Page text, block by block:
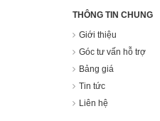
THÔNG TIN CHUNG
Giới thiệu
Góc tư vấn hỗ trợ
Bảng giá
Tin tức
Liên hệ